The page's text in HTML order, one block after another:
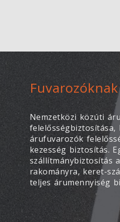
Fuvarozóknak
Nemzetközi közúti
árufuvarozók
kezesség biztosítás.
szállítmánybiztosítás
rakományra, keret-
teljes árumennyiség